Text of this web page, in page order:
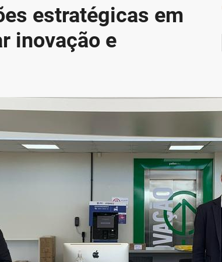
estratégicas em
inovação e